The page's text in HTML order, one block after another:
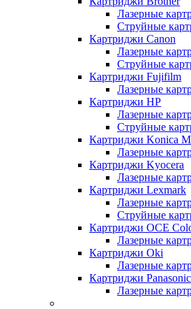
Лазерные
Струйные
Картриджи Canon
Лазерные
Струйные
Картриджи Fujifilm
Лазерные
Картриджи HP
Лазерные
Струйные
Картриджи Konica
Лазерные
Картриджи Kyocera
Лазерные
Картриджи Lexmark
Лазерные
Струйные
Картриджи OCE
Лазерные
Картриджи Oki
Лазерные
Картриджи Panasonic
Лазерные